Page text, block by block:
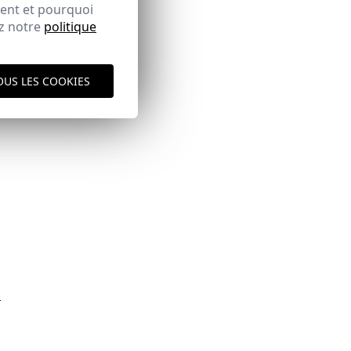
et pourquoi
notre politique
LES COOKIES